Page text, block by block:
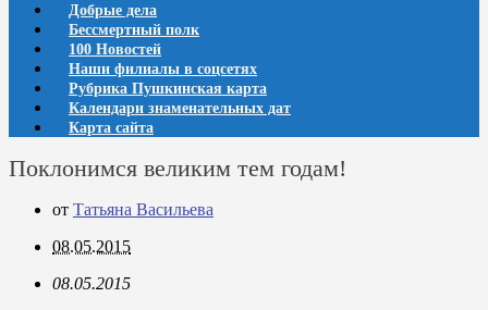
Добрые дела
Бессмертный полк
100 Новостей
Наши филиалы в соцсетях
Рубрика Пушкинская карта
Календари знаменательных дат
Карта сайта
Поклонимся великим тем годам!
от Татьяна Васильева
08.05.2015
08.05.2015